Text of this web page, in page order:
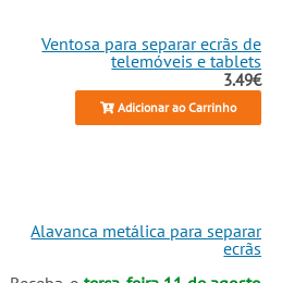
Ventosa para separar ecrãs de
telemóveis e tablets
3.49€
Adicionar ao Carrinho
Alavanca metálica para separar
ecrãs